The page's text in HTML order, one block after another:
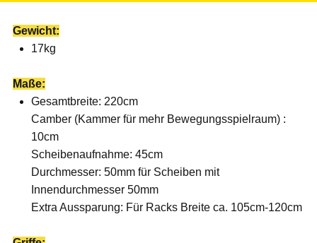
Gewicht:
17kg
Maße:
Gesamtbreite: 220cm
Camber (Kammer für mehr Bewegungsspielraum) :
10cm
Scheibenaufnahme: 45cm
Durchmesser: 50mm für Scheiben mit
Innendurchmesser 50mm
Extra Aussparung: Für Racks Breite ca. 105cm-120cm